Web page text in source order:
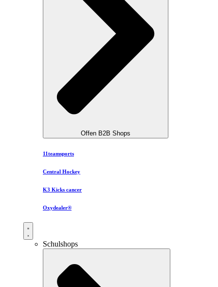
Offen B2B Shops
11teamsports
Central Hockey
K3 Kicks cancer
Oxydealer®
Schulshops